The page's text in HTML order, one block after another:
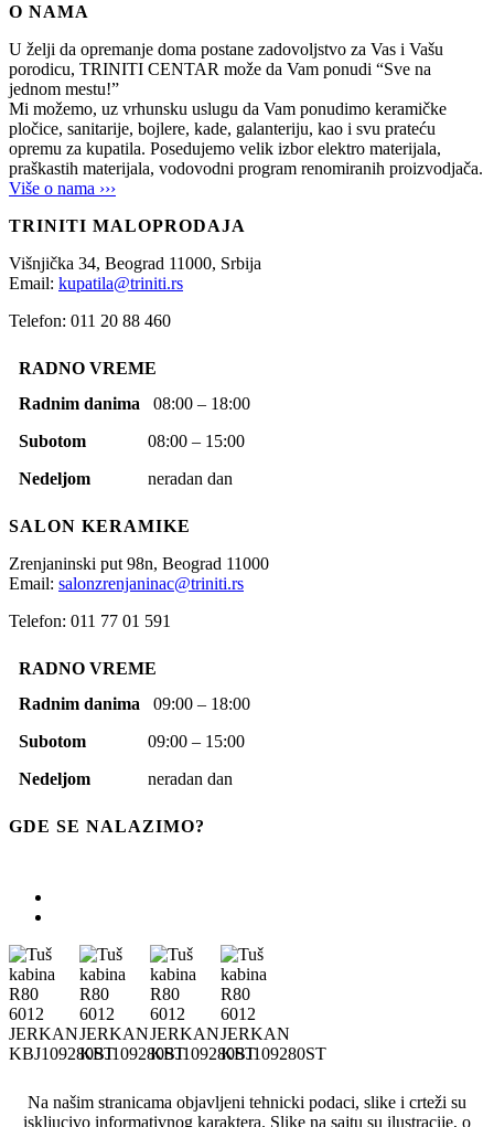
O NAMA
U želji da opremanje doma postane zadovoljstvo za Vas i Vašu
porodicu, TRINITI CENTAR može da Vam ponudi “Sve na
jednom mestu!”
Mi možemo, uz vrhunsku uslugu da Vam ponudimo keramičke
pločice, sanitarije, bojlere, kade, galanteriju, kao i svu prateću
opremu za kupatila. Posedujemo velik izbor elektro materijala,
praškastih materijala, vodovodni program renomiranih proizvodjača.
Više o nama ›››
TRINITI MALOPRODAJA
Višnjička 34, Beograd 11000, Srbija
Email: kupatila@triniti.rs
Telefon: 011 20 88 460
RADNO VREME
Radnim danima 08:00 – 18:00
Subotom 08:00 – 15:00
Nedeljom neradan dan
SALON KERAMIKE
Zrenjaninski put 98n, Beograd 11000
Email: salonzrenjaninac@triniti.rs
Telefon: 011 77 01 591
RADNO VREME
Radnim danima 09:00 – 18:00
Subotom 09:00 – 15:00
Nedeljom neradan dan
GDE SE NALAZIMO?
Na našim stranicama objavljeni tehnicki podaci, slike i crteži su
iskljucivo informativnog karaktera. Slike na sajtu su ilustracije, o